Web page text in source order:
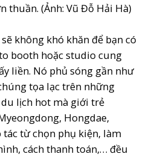
thuần. (Ảnh: Vũ Đỗ Hải Hà)
không khó khăn để bạn có
booth hoặc studio cung
liền. Nó phủ sóng gần như
tọa lạc trên những
lịch hot mà giới trẻ
Hongdae,
từ chọn phụ kiện, làm
cách thanh toán,… đều